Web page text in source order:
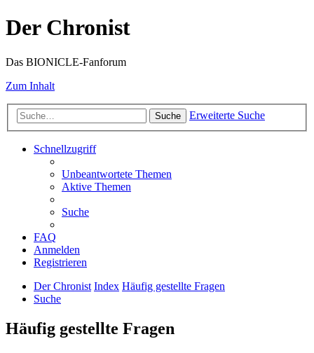
Der Chronist
Das BIONICLE-Fanforum
Zum Inhalt
Suche Erweiterte Suche
Schnellzugriff
Unbeantwortete Themen
Aktive Themen
Suche
FAQ
Anmelden
Registrieren
Der Chronist Index Häufig gestellte Fragen
Suche
Häufig gestellte Fragen